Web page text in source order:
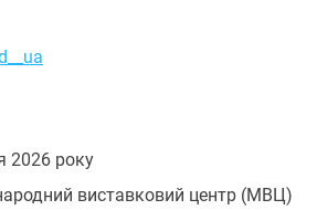
2026 року
виставковий центр (МВЦ)